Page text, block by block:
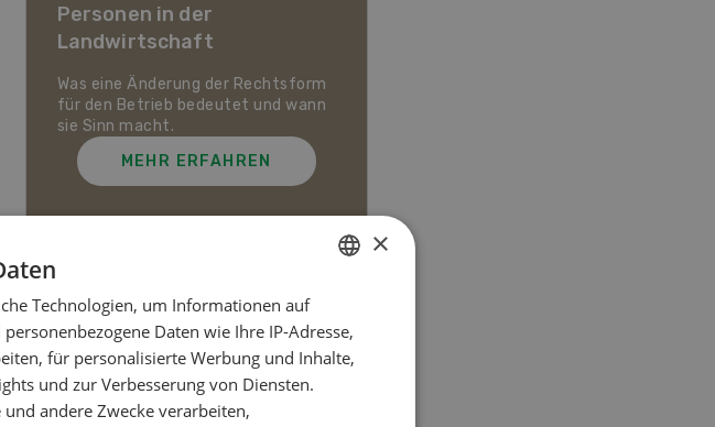
Personen in der
Landwirtschaft
Was eine Änderung der Rechtsform
für den Betrieb bedeutet und wann
sie Sinn macht.
MEHR ERFAHREN
Meistgelesene Artikel
Nutztiere
FRENCH
×
Technologien, um Informationen auf
Daten wie Ihre IP-Adresse,
für personalisierte Werbung und Inhalte,
und zur Verbesserung von Diensten.
andere Zwecke verarbeiten,